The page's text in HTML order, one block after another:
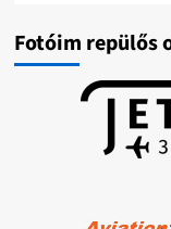
Fotóim repülős